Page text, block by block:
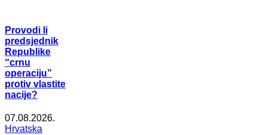
Provodi li
predsjednik
Republike
“crnu
operaciju”
protiv vlastite
nacije?
07.08.2026.
Hrvatska